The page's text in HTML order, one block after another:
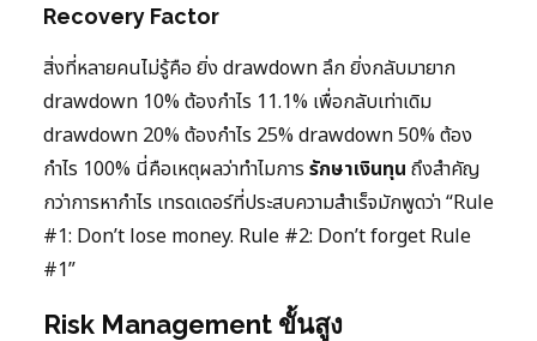
Recovery Factor
สิ่งที่หลายคนไม่รู้คือ ยิ่ง drawdown ลึก ยิ่งกลับมายาก
drawdown 10% ต้องกำไร 11.1% เพื่อกลับเท่าเดิม
drawdown 20% ต้องกำไร 25% drawdown 50% ต้อง
กำไร 100% นี่คือเหตุผลว่าทำไมการ รักษาเงินทุน ถึงสำคัญ
กว่าการหากำไร เทรดเดอร์ที่ประสบความสำเร็จมักพูดว่า “Rule
#1: Don’t lose money. Rule #2: Don’t forget Rule
#1”
Risk Management ขั้นสูง